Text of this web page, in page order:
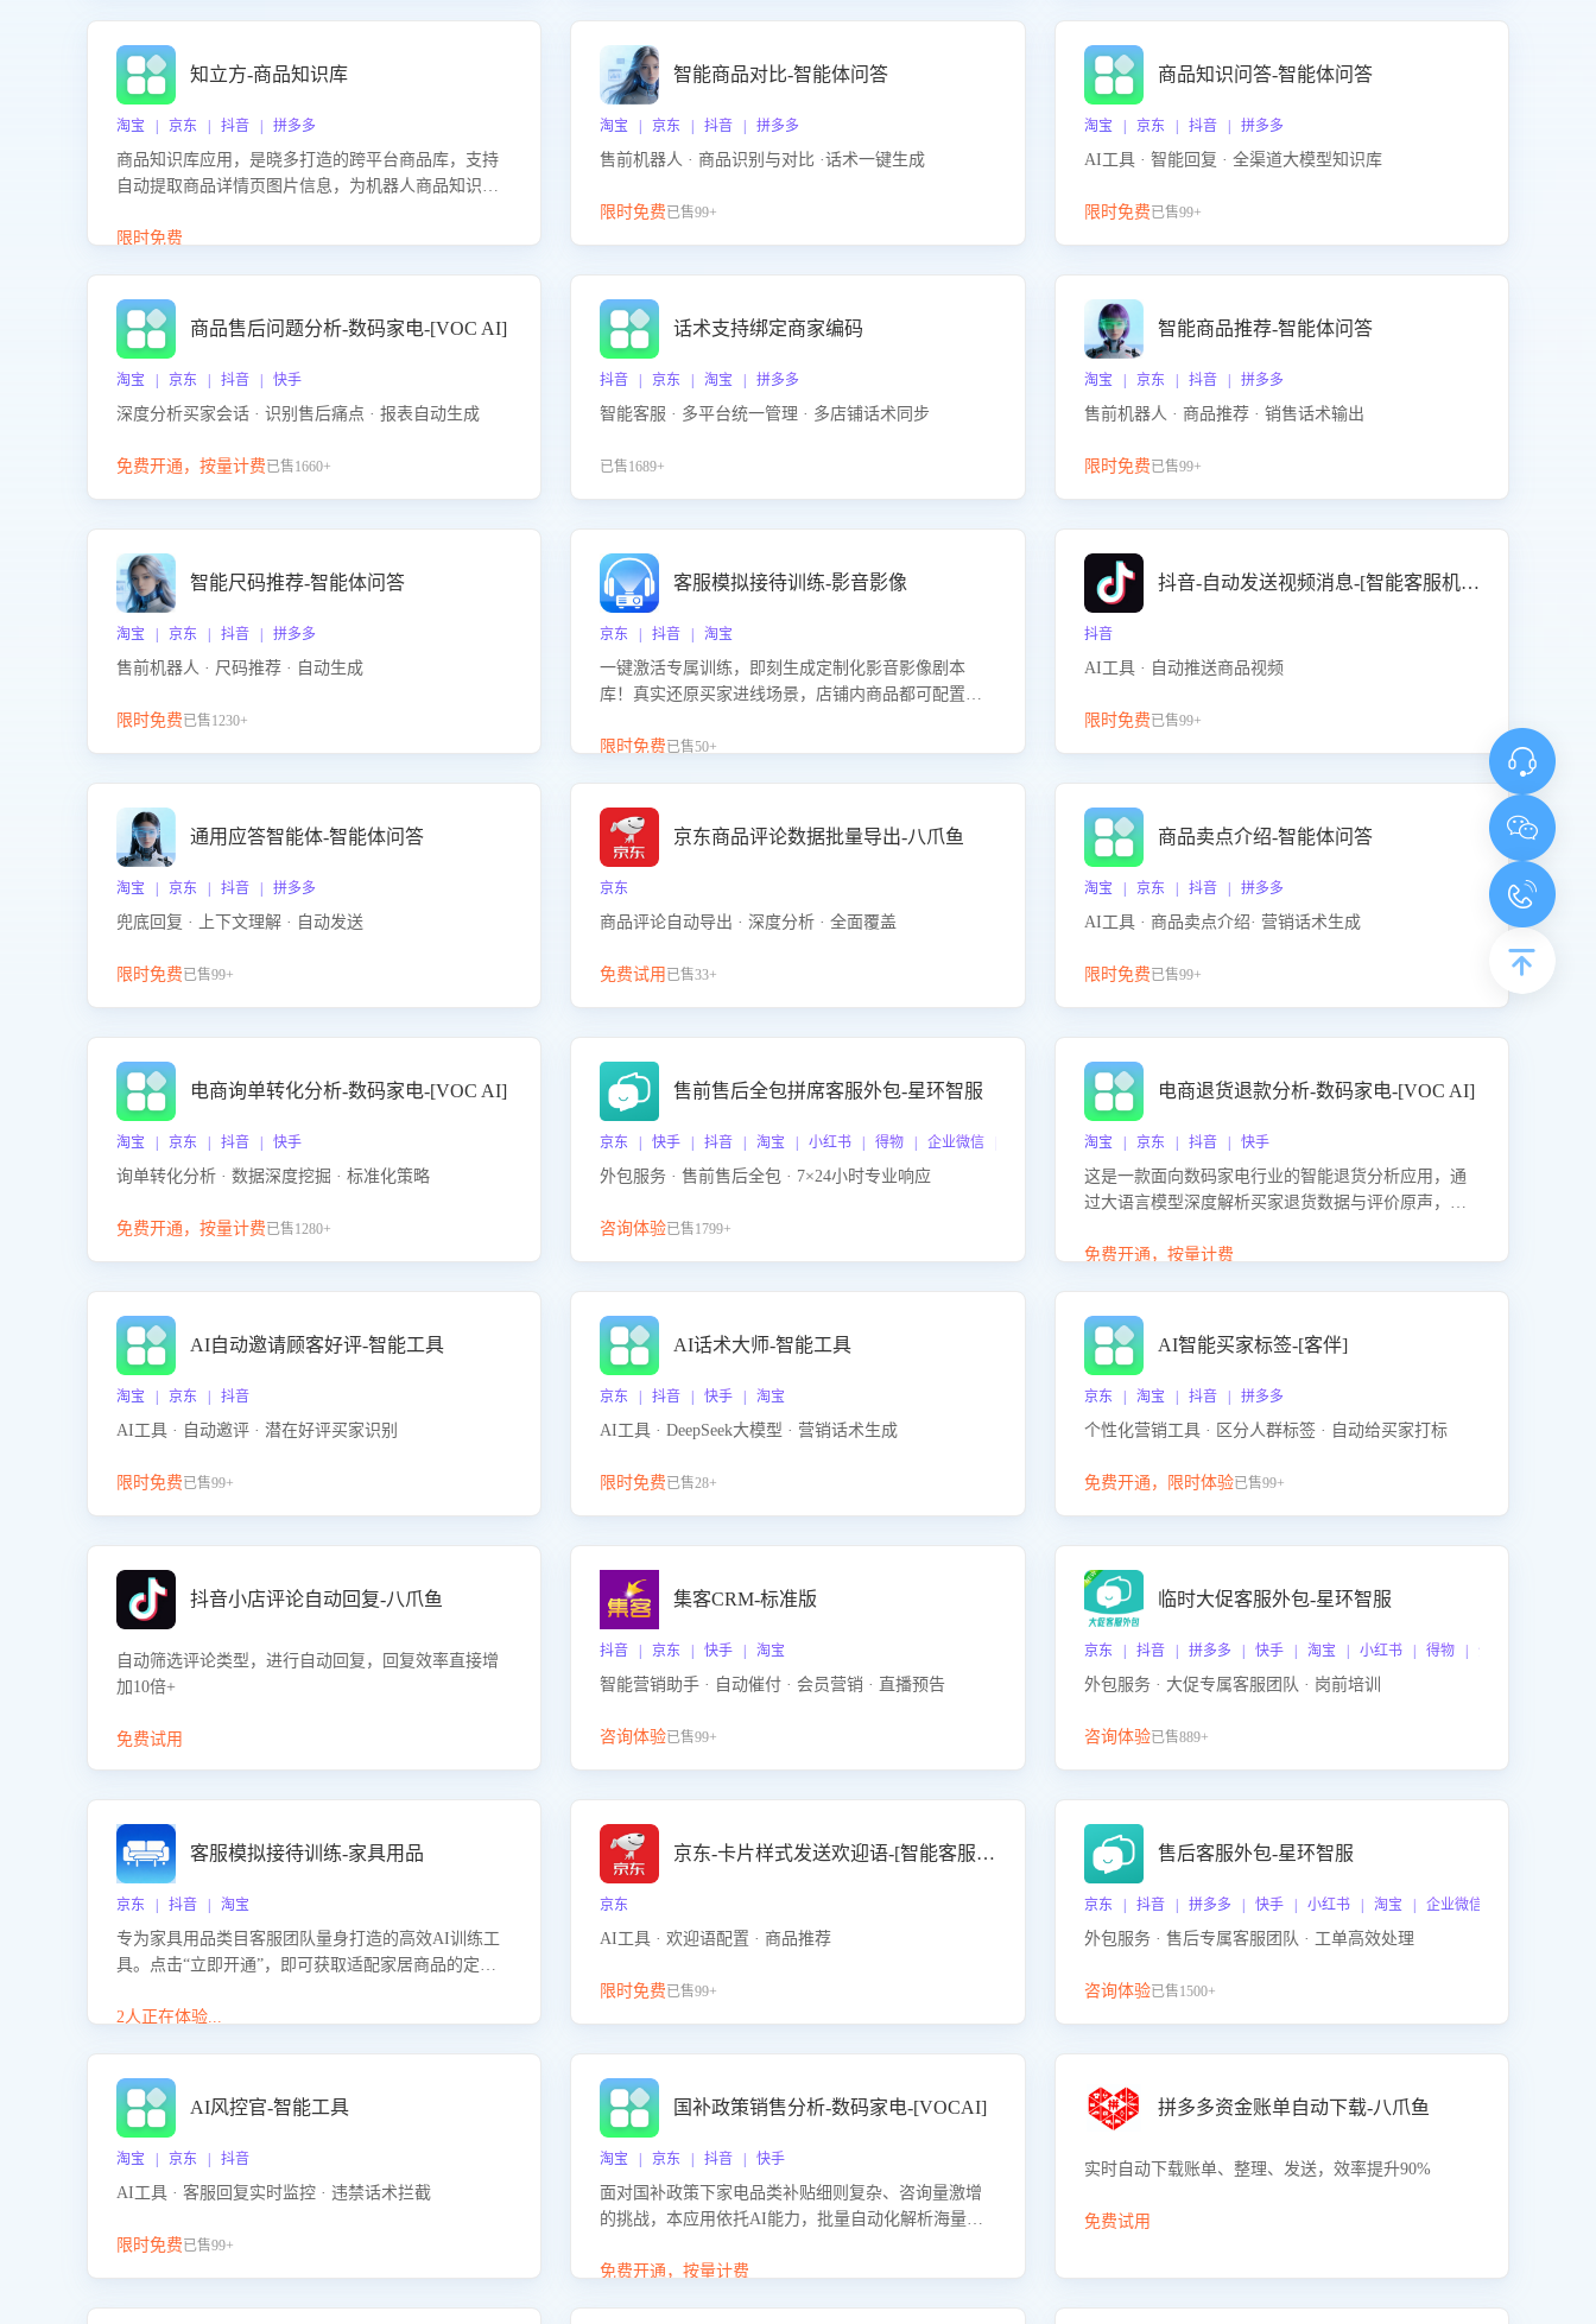
知立方-商品知识库
淘宝 | 京东 | 抖音 | 拼多多
商品知识库应用，是晓多打造的跨平台商品库，支持
自动提取商品详情页图片信息，为机器人商品知识问
商品知识。
限时免费
智能商品对比-智能体问答
淘宝 | 京东 | 抖音 | 拼多多
售前机器人 · 商品识别与对比 ·话术一键生成
限时免费已售99+
商品知识问答-智能体问答
淘宝 | 京东 | 抖音 | 拼多多
AI工具 · 智能回复 · 全渠道大模型知识库
限时免费已售99+
商品售后问题分析-数码家电-[VOC AI]
淘宝 | 京东 | 抖音 | 快手
深度分析买家会话 · 识别售后痛点 · 报表自动生成
免费开通，按量计费已售1660+
话术支持绑定商家编码
抖音 | 京东 | 淘宝 | 拼多多
智能客服 · 多平台统一管理 · 多店铺话术同步
已售1689+
智能商品推荐-智能体问答
淘宝 | 京东 | 抖音 | 拼多多
售前机器人 · 商品推荐 · 销售话术输出
限时免费已售99+
智能尺码推荐-智能体问答
淘宝 | 京东 | 抖音 | 拼多多
售前机器人 · 尺码推荐 · 自动生成
限时免费已售1230+
客服模拟接待训练-影音影像
京东 | 抖音 | 淘宝
一键激活专属训练，即刻生成定制化影音影像剧本
库！真实还原买家进线场景，店铺内商品都可配置到
升客服售前转化率。点击 “立即开通”，快速获取影音
限时免费已售50+
抖音-自动发送视频消息-[智能客服机器人]
抖音
AI工具 · 自动推送商品视频
限时免费已售99+
通用应答智能体-智能体问答
淘宝 | 京东 | 抖音 | 拼多多
兜底回复 · 上下文理解 · 自动发送
限时免费已售99+
京东商品评论数据批量导出-八爪鱼
京东
商品评论自动导出 · 深度分析 · 全面覆盖
免费试用 已售33+
商品卖点介绍-智能体问答
淘宝 | 京东 | 抖音 | 拼多多
AI工具 · 商品卖点介绍· 营销话术生成
限时免费已售99+
电商询单转化分析-数码家电-[VOC AI]
淘宝 | 京东 | 抖音 | 快手
询单转化分析 · 数据深度挖掘 · 标准化策略
免费开通，按量计费已售1280+
售前售后全包拼席客服外包-星环智服
京东 | 快手 | 抖音 | 淘宝 | 小红书 | 得物 | 企业微信 | 跨平台
外包服务 · 售前售后全包 · 7×24小时专业响应
咨询体验已售1799+
电商退货退款分析-数码家电-[VOC AI]
淘宝 | 京东 | 抖音 | 快手
这是一款面向数码家电行业的智能退货分析应用，通
过大语言模型深度解析买家退货数据与评价原声，精
因，并输出可落地的改进建议，通过挖掘用户痛点驱
免费开通，按量计费
AI自动邀请顾客好评-智能工具
淘宝 | 京东 | 抖音
AI工具 · 自动邀评 · 潜在好评买家识别
限时免费已售99+
AI话术大师-智能工具
京东 | 抖音 | 快手 | 淘宝
AI工具 · DeepSeek大模型 · 营销话术生成
限时免费已售28+
AI智能买家标签-[客伴]
京东 | 淘宝 | 抖音 | 拼多多
个性化营销工具 · 区分人群标签 · 自动给买家打标
免费开通，限时体验已售99+
抖音小店评论自动回复-八爪鱼
自动筛选评论类型，进行自动回复，回复效率直接增
加10倍+
免费试用
集客CRM-标准版
抖音 | 京东 | 快手 | 淘宝
智能营销助手 · 自动催付 · 会员营销 · 直播预告
咨询体验已售99+
临时大促客服外包-星环智服
京东 | 抖音 | 拼多多 | 快手 | 淘宝 | 小红书 | 得物 | 企业微信
外包服务 · 大促专属客服团队 · 岗前培训
咨询体验已售889+
客服模拟接待训练-家具用品
京东 | 抖音 | 淘宝
专为家具用品类目客服团队量身打造的高效AI训练工
具。点击“立即开通”，即可获取适配家居商品的定制
客服在家具用品功能、尺寸参数咨询等高频场景下的
2人正在体验...
京东-卡片样式发送欢迎语-[智能客服机器人]
京东
AI工具 · 欢迎语配置 · 商品推荐
限时免费已售99+
售后客服外包-星环智服
京东 | 抖音 | 拼多多 | 快手 | 小红书 | 淘宝 | 企业微信
外包服务 · 售后专属客服团队 · 工单高效处理
咨询体验已售1500+
AI风控官-智能工具
淘宝 | 京东 | 抖音
AI工具 · 客服回复实时监控 · 违禁话术拦截
限时免费已售99+
国补政策销售分析-数码家电-[VOCAI]
淘宝 | 京东 | 抖音 | 快手
面对国补政策下家电品类补贴细则复杂、咨询量激增
的挑战，本应用依托AI能力，批量自动化解析海量客
政策的关注焦点与购买意向，深度洞察决策动因。同
免费开通，按量计费
拼多多资金账单自动下载-八爪鱼
实时自动下载账单、整理、发送，效率提升90%
免费试用